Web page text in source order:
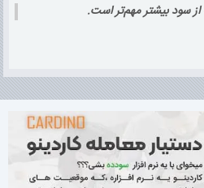
سود بیشتر مهم‌تر است.